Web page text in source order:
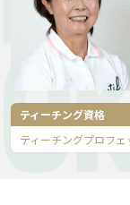
ティーチング資格
ティーチングプロフ